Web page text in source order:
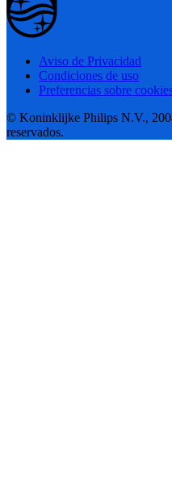
Aviso de Privacidad
Condiciones de uso
Preferencias sobre
© Koninklijke Philips N.V.,
reservados.